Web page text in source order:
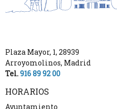
Plaza Mayor, 1, 28939
Arroyomolinos, Madrid
Tel.916 89 92 00
HORARIOS
Ayuntamiento